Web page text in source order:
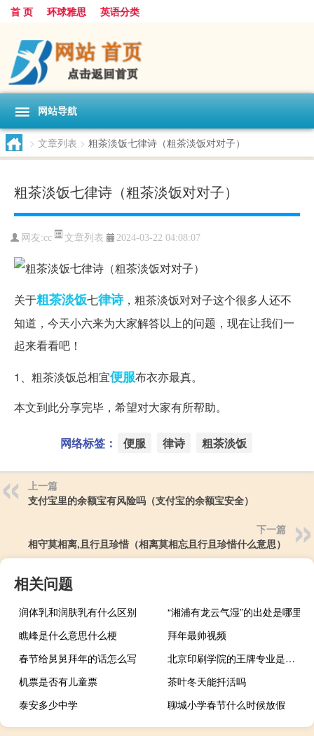
首 页 环球雅思 英语分类
网站导航
> 文章列表 > 粗茶淡饭七律诗（粗茶淡饭对对子）
粗茶淡饭七律诗（粗茶淡饭对对子）
网友:cc 文章列表 2024-03-22 04:08:07
关于粗茶淡饭七律诗，粗茶淡饭对对子这个很多人还不
知道，今天小六来为大家解答以上的问题，现在让我们一
起来看看吧！
1、粗茶淡饭总相宜便服布衣亦最真。
本文到此分享完毕，希望对大家有所帮助。
网络标签： 便服 律诗 粗茶淡饭
上一篇
支付宝里的余额宝有风险吗（支付宝的余额宝安全）
下一篇
相守莫相离,且行且珍惜（相离莫相忘且行且珍惜什么意思）
相关问题
润体乳和润肤乳有什么区别
“湘浦有龙云气湿”的出处是哪里
瞧峰是什么意思什么梗
拜年最帅视频
春节给舅舅拜年的话怎么写
北京印刷学院的王牌专业是什么
机票是否有儿童票
茶叶冬天能扦活吗
泰安多少中学
聊城小学春节什么时候放假